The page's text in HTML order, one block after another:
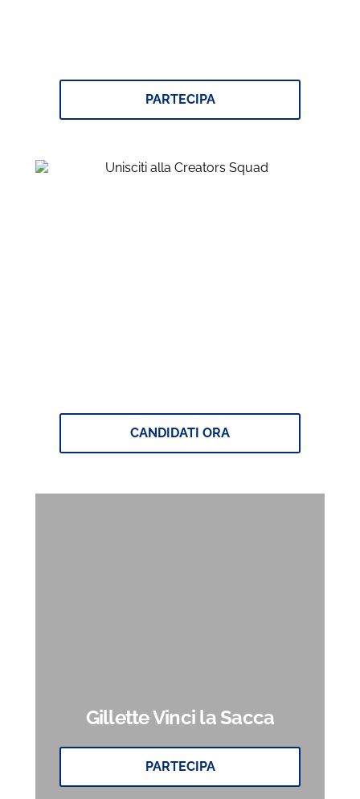
PARTECIPA
CANDIDATI ORA
Gillette Vinci la Sacca
PARTECIPA